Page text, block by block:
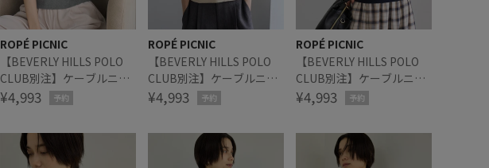
ROPÉ PICNIC
【BEVERLY HILLS POLO
CLUB別注】ケーブルニッ
トプルオーバー
¥4,993 予約
ROPÉ PICNIC
【BEVERLY HILLS POLO
CLUB別注】ケーブルニッ
トプルオーバー
¥4,993 予約
ROPÉ PICNIC
【BEVERLY HILLS POLO
CLUB別注】ケーブルニッ
トプルオーバー
¥4,993 予約